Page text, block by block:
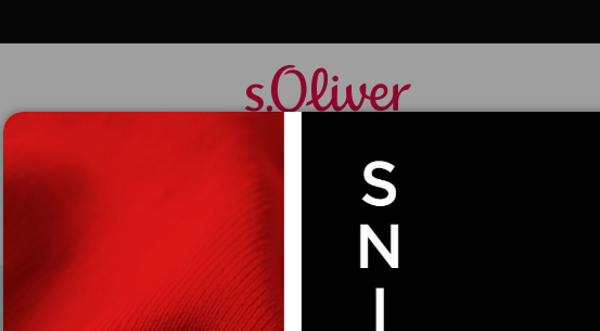
PLETENI DžEMPER SA DUGIM RUKAVIMA